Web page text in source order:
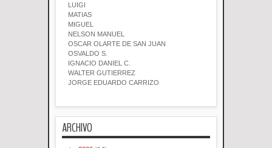
LUIGI
MATIAS
MIGUEL
NELSON MANUEL
OSCAR OLARTE DE SAN JUAN
OSVALDO S.
IGNACIO DANIEL C.
WALTER GUTIERREZ
JORGE EDUARDO CARRIZO
ARCHIVO